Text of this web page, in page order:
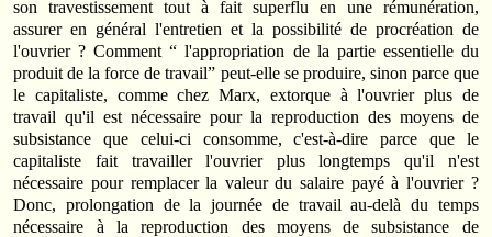
son travestissement tout à fait superflu en une rémunération,
assurer en général l'entretien et la possibilité de procréation de
l'ouvrier ? Comment “ l'appropriation de la partie essentielle du
produit de la force de travail” peut-elle se produire, sinon parce que
le capitaliste, comme chez Marx, extorque à l'ouvrier plus de
travail qu'il est nécessaire pour la reproduction des moyens de
subsistance que celui-ci consomme, c'est-à-dire parce que le
capitaliste fait travailler l'ouvrier plus longtemps qu'il n'est
nécessaire pour remplacer la valeur du salaire payé à l'ouvrier ?
Donc, prolongation de la journée de travail au-delà du temps
nécessaire à la reproduction des moyens de subsistance de